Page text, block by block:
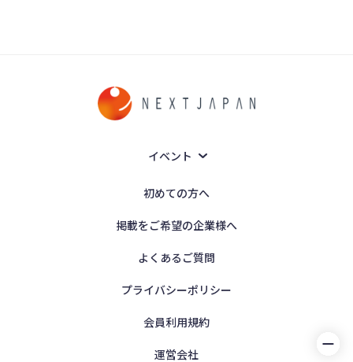
イベント
初めての方へ
掲載をご希望の企業様へ
よくあるご質問
プライバシーポリシー
会員利用規約
運営会社